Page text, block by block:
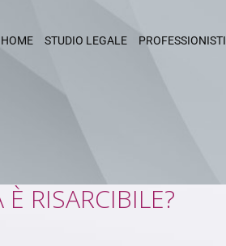
HOME STUDIO LEGALE PROFESSIONISTI
RISARCIBILE?